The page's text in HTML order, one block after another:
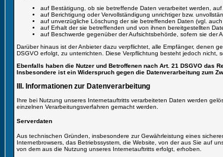
auf Bestätigung, ob sie betreffende Daten verarbeitet werden,
auf Berichtigung oder Vervollständigung unrichtiger bzw.
auf unverzügliche Löschung der sie betreffenden Daten (vgl.
auf Erhalt der sie betreffenden und von ihnen bereitgestellten
auf Beschwerde gegenüber der Aufsichtsbehörde, sofern sie der
Darüber hinaus ist der Anbieter dazu verpflichtet, alle Empfänger, denen
DSGVO erfolgt, zu unterrichten. Diese Verpflichtung besteht jedoch
Ebenfalls haben die Nutzer und Betroffenen nach Art. 21 DSGVO das
Insbesondere ist ein Widerspruch gegen die Datenverarbeitung zum
III. Informationen zur Datenverarbeitung
Ihre bei Nutzung unseres Internetauftritts verarbeiteten Daten werden
einzelnen Verarbeitungsverfahren gemacht werden.
Serverdaten
Aus technischen Gründen, insbesondere zur Gewährleistung eines
Internetbrowsers, das Betriebssystem, die Website, von der aus Sie auf
von dem aus die Nutzung unseres Internetauftritts erfolgt, erhoben.